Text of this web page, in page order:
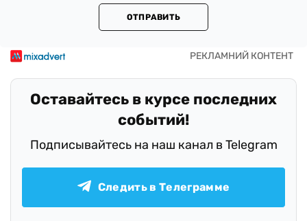
ОТПРАВИТЬ
Оставайтесь в курсе последних
событий!
Подписывайтесь на наш канал в Telegram
Следить в Телеграмме